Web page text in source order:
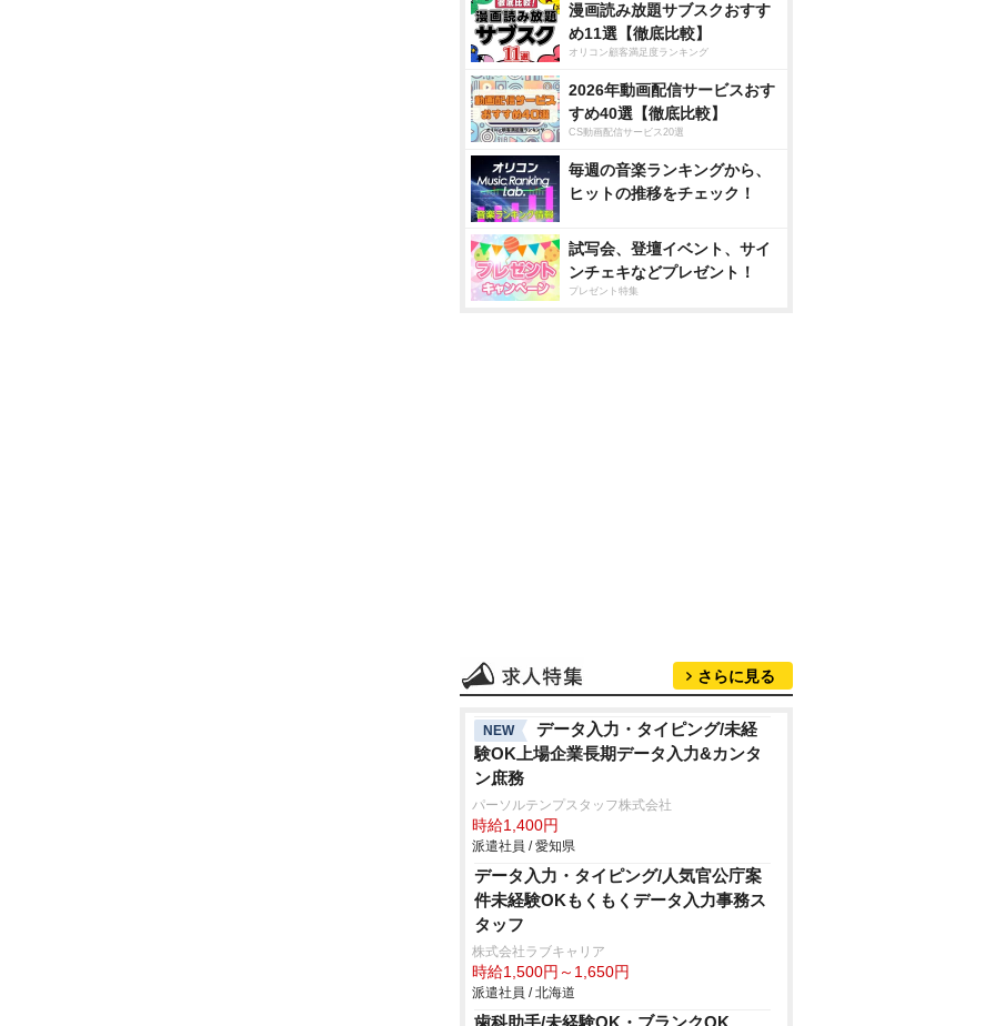
漫画読み放題サブスクおすす
め11選【徹底比較】
オリコン顧客満足度ランキング
2026年動画配信サービスおす
すめ40選【徹底比較】
CS動画配信サービス20選
毎週の音楽ランキングから、
ヒットの推移をチェック！
試写会、登壇イベント、サイ
ンチェキなどプレゼント！
プレゼント特集
さらに見る
NEW
データ入力・タイピング/未経
験OK上場企業長期データ入力&カンタ
ン庶務
パーソルテンプスタッフ株式会社
時給1,400円
派遣社員 / 愛知県
データ入力・タイピング/人気官公庁案
件未経験OKもくもくデータ入力事務ス
タッフ
株式会社ラブキャリア
時給1,500円～1,650円
派遣社員 / 北海道
歯科助手/未経験OK・ブランクOK